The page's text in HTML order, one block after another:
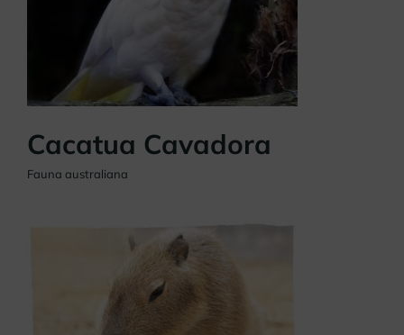
Cacatua Cavadora
Fauna australiana